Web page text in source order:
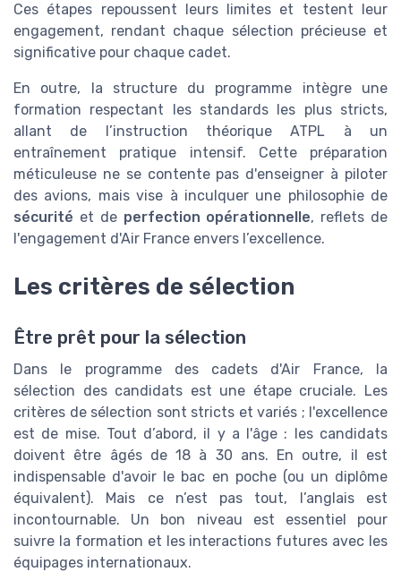
Ces étapes repoussent leurs limites et testent leur
engagement, rendant chaque sélection précieuse et
significative pour chaque cadet.
En outre, la structure du programme intègre une
formation respectant les standards les plus stricts,
allant de l’instruction théorique ATPL à un
entraînement pratique intensif. Cette préparation
méticuleuse ne se contente pas d'enseigner à piloter
des avions, mais vise à inculquer une philosophie de
sécurité et de perfection opérationnelle, reflets de
l'engagement d'Air France envers l’excellence.
Les critères de sélection
Être prêt pour la sélection
Dans le programme des cadets d'Air France, la
sélection des candidats est une étape cruciale. Les
critères de sélection sont stricts et variés ; l'excellence
est de mise. Tout d’abord, il y a l'âge : les candidats
doivent être âgés de 18 à 30 ans. En outre, il est
indispensable d'avoir le bac en poche (ou un diplôme
équivalent). Mais ce n’est pas tout, l’anglais est
incontournable. Un bon niveau est essentiel pour
suivre la formation et les interactions futures avec les
équipages internationaux.